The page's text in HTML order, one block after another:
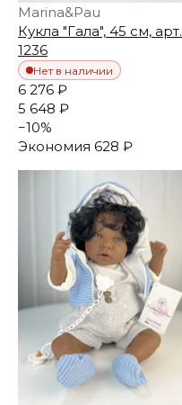
Marina&Pau
Кукла "Гала", 45 см, арт.
1236
Нет в наличии
6 276 ₽
5 648 ₽
−10%
Экономия 628 ₽